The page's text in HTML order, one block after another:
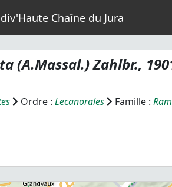
Chaîne du Jura
(A.Massal.) Zahlbr.,
Ordre : Lecanorales Famille :